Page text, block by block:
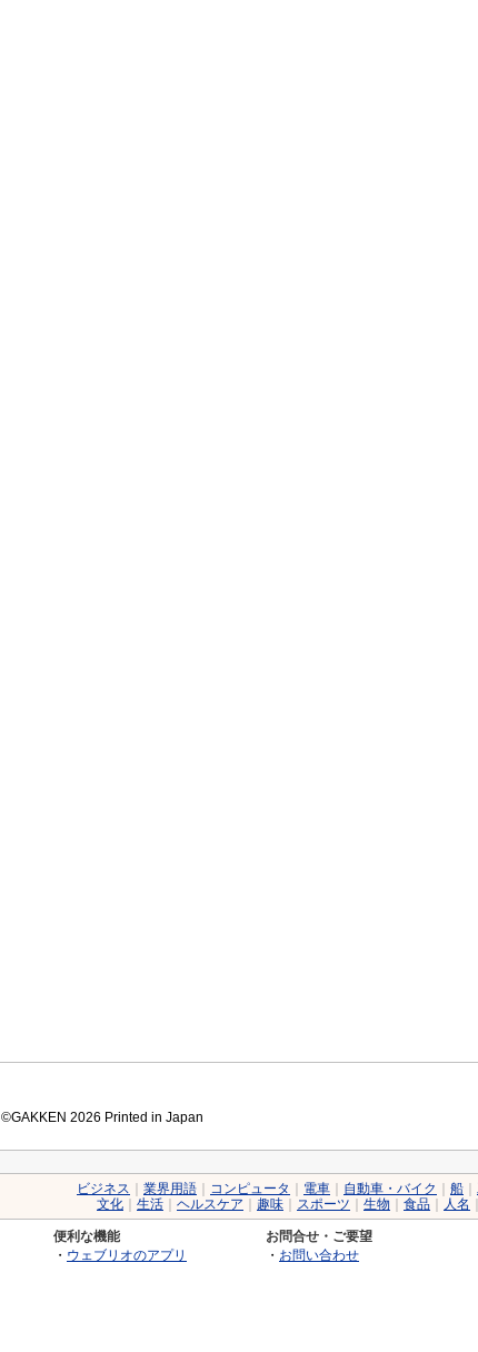
©GAKKEN 2026 Printed in Japan
ビジネス 業界用語 コンピュータ 電車 自動車・バイク 船
文化
生活 ヘルスケア 趣味 スポーツ 生物 食品 人名
便利な機能
・ ウェブリオのアプリ
お問合せ・ご要望
・ お問い合わせ